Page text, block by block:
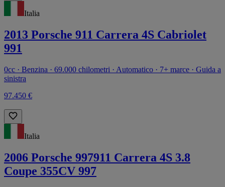
Italia
2013 Porsche 911 Carrera 4S Cabriolet
991
0cc · Benzina · 69.000 chilometri · Automatico · 7+ marce · Guida a
sinistra
97.450 €
Italia
2006 Porsche 997911 Carrera 4S 3.8
Coupe 355CV 997